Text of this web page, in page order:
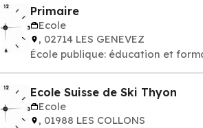
Primaire
Ecole
, 02714 LES GENEVEZ
École publique: éducation et
Ecole Suisse de Ski Thyon
Ecole
, 01988 LES COLLONS